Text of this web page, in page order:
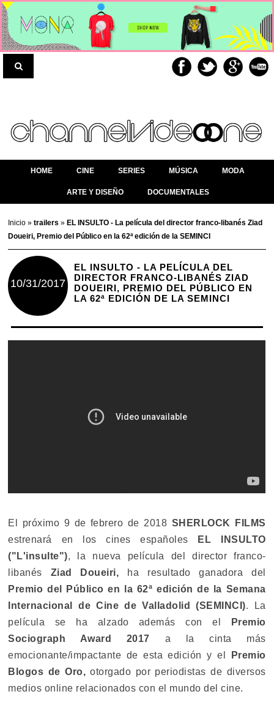
HOME CINE SERIES MÚSICA MODA
ARTE Y DISEÑO DOCUMENTALES
Inicio»trailers» EL INSULTO - La película del director franco-libanés Ziad
Doueiri, Premio del Público en la 62ª edición de la SEMINCI
10/31/2017
EL INSULTO - LA PELÍCULA DEL
DIRECTOR FRANCO-LIBANÉS ZIAD
DOUEIRI, PREMIO DEL PÚBLICO EN
LA 62ª EDICIÓN DE LA SEMINCI
El próximo 9 de febrero de 2018 SHERLOCK FILMS
estrenará en los cines españoles
EL INSULTO
("L'insulte"), la nueva película del director franco-
libanés Ziad Doueiri, ha resultado ganadora del
Premio del Público en la 62ª edición de la Semana
Internacional de Cine de Valladolid (SEMINCI). La
película se ha alzado además con el
Premio
Sociograph Award 2017 a la cinta más
emocionante/impactante de esta edición y el
Premio
Blogos de Oro, otorgado por periodistas de diversos
medios online relacionados con el mundo del cine.